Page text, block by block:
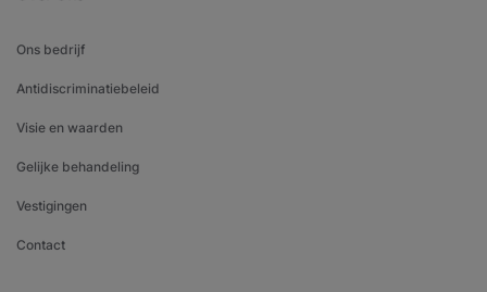
Ons bedrijf
Antidiscriminatiebeleid
Visie en waarden
Gelijke behandeling
Vestigingen
Contact